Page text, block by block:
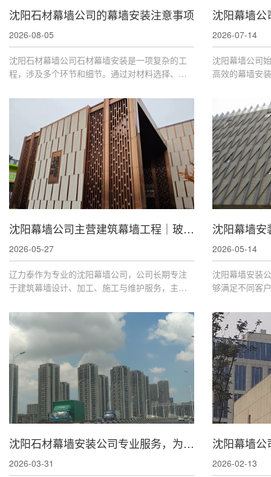
沈阳石材幕墙公司的幕墙安装注意事项
2026-08-05
沈阳石材幕墙公司石材幕墙安装是一项复杂的工
程，涉及多个环节和细节。通过对材料选择、结
维护和环境因素的全面考虑，可以有效提高石材
幕墙的安装质量
2026-07-14
沈阳幕墙公司
高效的幕墙安
您量身定制合
沈阳幕墙公司主营建筑幕墙工程｜玻璃幕墙、铝板幕墙、石材幕墙安装维修多种服务！
2026-05-27
辽力泰作为专业的沈阳幕墙公司，公司长期专注
于建筑幕墙设计、加工、施工与维护服务，主营
全玻璃幕墙、钢结构点式幕墙、节能幕墙、断桥
节能门窗、钢结构采光顶、网架采光
沈阳幕墙
2026-05-14
沈阳幕墙安装
够满足不同客
司能力、服务
作伙伴。
沈阳石材幕墙安装公司专业服务，为您详述石材幕墙产品类型
2026-03-31
沈阳幕墙
2026-02-13